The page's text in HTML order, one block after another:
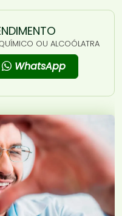
OU ALCOÓLATRA
WhatsApp